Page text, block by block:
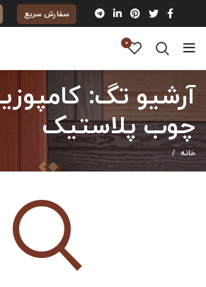
سفارش سریع
0
آرشیو تگ:
چوب پلاستیک
خانه